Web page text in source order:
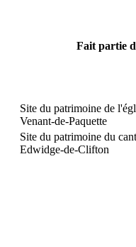
Fait partie
Site du patrimoine de
Venant-de-Paquette
Site du patrimoine du
Edwidge-de-Clifton